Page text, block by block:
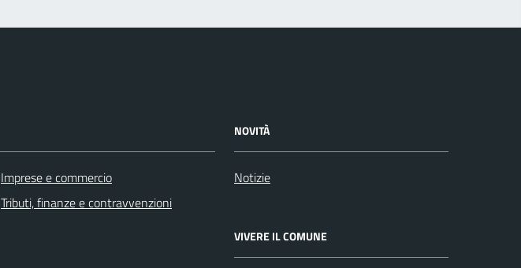
Imprese e commercio
Tributi, finanze e contravvenzioni
NOVITÀ
Notizie
VIVERE IL COMUNE